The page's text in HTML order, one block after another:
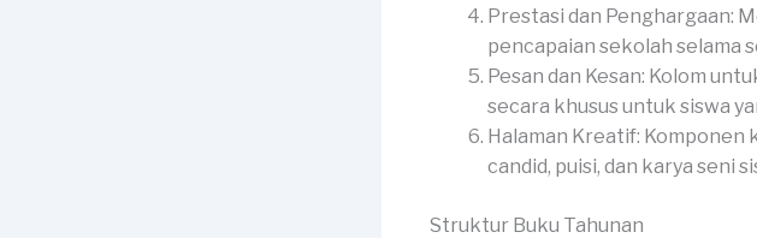
Prestasi dan Penghargaan:
pencapaian sekolah selama
Pesan dan Kesan: Kolom
secara khusus untuk siswa
Halaman Kreatif:
candid, puisi, dan karya seni
Struktur Buku Tahunan